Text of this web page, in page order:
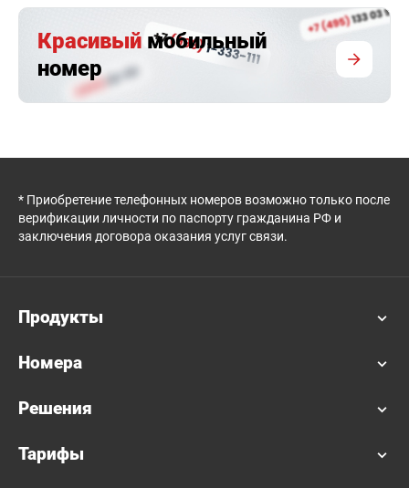
Красивый мобильный
номер
* Приобретение телефонных номеров возможно только после
верификации личности по паспорту гражданина РФ и
заключения договора оказания услуг связи.
Продукты
Номера
Решения
Тарифы